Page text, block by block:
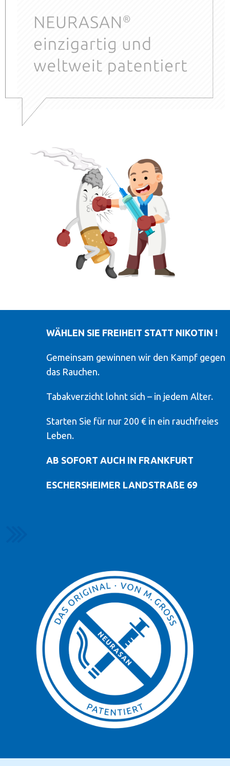
WÄHLEN SIE FREIHEIT STATT NIKOTIN !
Gemeinsam gewinnen wir den Kampf gegen
das Rauchen.
Tabakverzicht lohnt sich – in jedem Alter.
Starten Sie für nur 200 € in ein rauchfreies
Leben.
AB SOFORT AUCH IN FRANKFURT
ESCHERSHEIMER LANDSTRAßE 69